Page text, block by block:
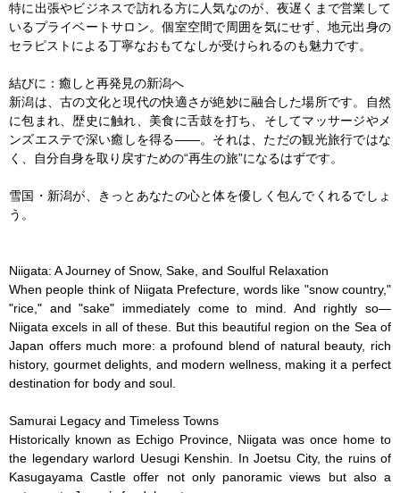
特に出張やビジネスで訪れる方に人気なのが、夜遅くまで営業して
いるプライベートサロン。個室空間で周囲を気にせず、地元出身の
セラピストによる丁寧なおもてなしが受けられるのも魅力です。
結びに：癒しと再発見の新潟へ
新潟は、古の文化と現代の快適さが絶妙に融合した場所です。自然
に包まれ、歴史に触れ、美食に舌鼓を打ち、そしてマッサージやメ
ンズエステで深い癒しを得る——。それは、ただの観光旅行ではな
く、自分自身を取り戻すための“再生の旅”になるはずです。
雪国・新潟が、きっとあなたの心と体を優しく包んでくれるでしょ
う。
Niigata: A Journey of Snow, Sake, and Soulful Relaxation
When people think of Niigata Prefecture, words like "snow country,"
"rice," and "sake" immediately come to mind. And rightly so—
Niigata excels in all of these. But this beautiful region on the Sea of
Japan offers much more: a profound blend of natural beauty, rich
history, gourmet delights, and modern wellness, making it a perfect
destination for body and soul.
Samurai Legacy and Timeless Towns
Historically known as Echigo Province, Niigata was once home to
the legendary warlord Uesugi Kenshin. In Joetsu City, the ruins of
Kasugayama Castle offer not only panoramic views but also a